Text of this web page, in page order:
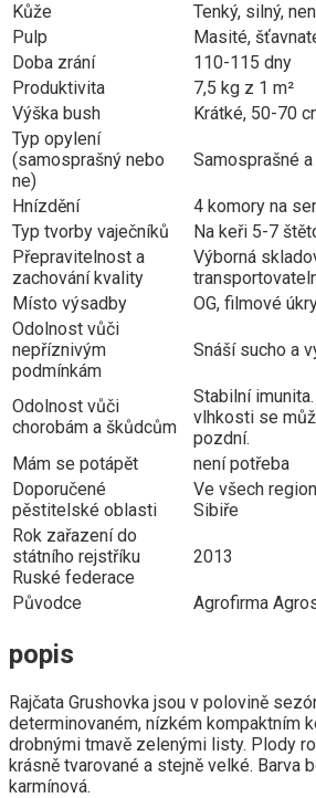
Kůže
Tenký, silný,
Pulp
Masité,
Doba zrání
110-115 dny
Produktivita
7,5 kg z 1 m²
Výška bush
Krátké, 50-70
Typ opylení
(samosprašný nebo
ne)
Samosprašné
Hnízdění
4 komory na
Typ tvorby vaječníků
Na keři 5-7
Přepravitelnost a
zachování kvality
Výborná
Místo výsadby
OG, filmové
Odolnost vůči
nepříznivým
podmínkám
Snáší sucho a
Odolnost vůči
chorobám a škůdcům
Stabilní
vlhkosti se
pozdní.
Mám se potápět
není potřeba
Doporučené
pěstitelské oblasti
Ve všech
Sibiře
Rok zařazení do
státního rejstříku
Ruské federace
2013
Původce Agrofirma
popis
Rajčata Grushovka jsou v polovině
determinovaném, nízkém kompaktním
drobnými tmavě zelenými listy. Plody
krásně tvarované a stejně velké. Barva
karmínová.